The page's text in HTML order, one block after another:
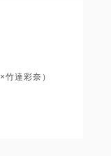
達彩奈）